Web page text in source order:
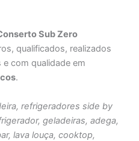
Sub Zero
qualificados, realizados
com qualidade em
.
refrigeradores side by
geladeiras, adega,
lava louça, cooktop,